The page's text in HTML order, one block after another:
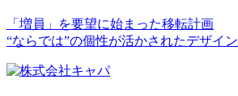
「増員」を要望に始まった移転計画
“ならでは”の個性が活かされたデザイン